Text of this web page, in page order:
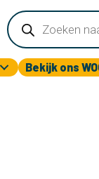
Producten
zoeken
Bekijk ons